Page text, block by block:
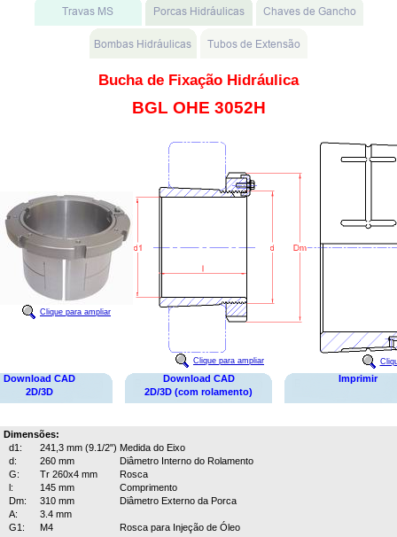
Bucha de Fixação Hidráulica
BGL OHE 3052H
Clique para ampliar
Clique para ampliar
Download CAD
2D/3D
Download CAD
2D/3D (com rolamento)
Imprimir
Dimensões:
d1:
241,3 mm (9.1/2") Medida do Eixo
d:
260 mm
Diâmetro Interno do Rolamento
G:
Tr 260x4 mm
Rosca
l:
145 mm
Comprimento
Dm:
310 mm
Diâmetro Externo da Porca
A:
3.4 mm
G1:
M4
Rosca para Injeção de Óleo